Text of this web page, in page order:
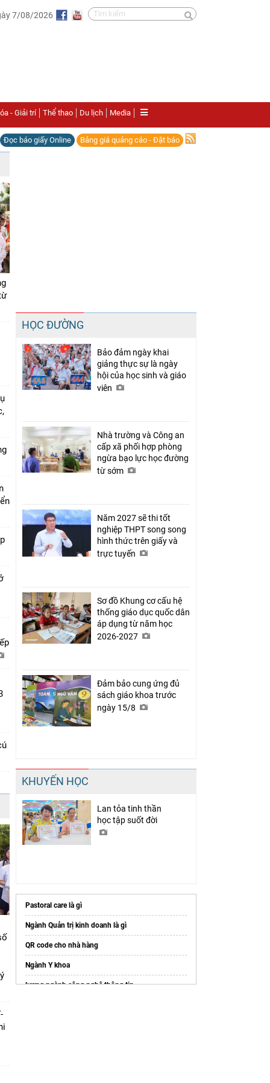
7/08/2026
- Giải trí Thể thao Du lịch Media
Đọc báo giấy Online Bảng giá quảng cáo - Đặt báo
Chia sẻ
Facebook
HỌC ĐƯỜNG
Bảo đảm ngày khai
giảng thực sự là ngày
hội của học sinh và giáo
viên
Nhà trường và Công an
cấp xã phối hợp phòng
ngừa bạo lực học đường
từ sớm
Năm 2027 sẽ thi tốt
nghiệp THPT song song
hình thức trên giấy và
trực tuyến
Sơ đồ Khung cơ cấu hệ
thống giáo dục quốc dân
áp dụng từ năm học
2026-2027
Đảm bảo cung ứng đủ
sách giáo khoa trước
ngày 15/8
KHUYẾN HỌC
Lan tỏa tinh thần
học tập suốt đời
Pastoral care là gì
Ngành Quản trị kinh doanh là gì
QR code cho nhà hàng
Ngành Y khoa
lương ngành công nghệ thông tin